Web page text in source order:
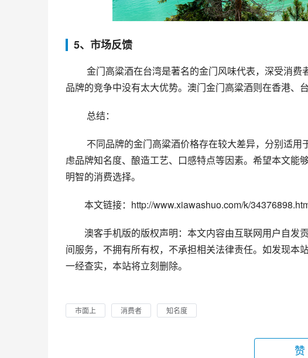
5、市场反馈
品牌的竞争中没有太大优势。澳门金门高粱酒则在香港、
总结：
虑品牌知名度、酿造工艺、口感特点等因素。希望本文
明智的消费选择。
本文链接：http://www.xiawashuo.com/k/
澳客手机版的版权声明：本文内容由互联网用户自发
间服务，不拥有所有权，不承担相关法律责任。如发现本
一经查实，本站将立刻删除。
市面上 消费者 知名度
赞